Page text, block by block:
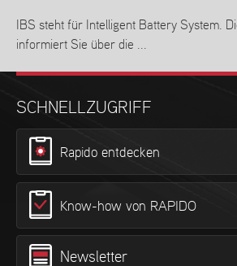
IBS steht für Intelligent Battery System.
informiert Sie über die ...
SCHNELLZUGRIFF
Rapido entdecken
Know-how von RAPIDO
Newsletter